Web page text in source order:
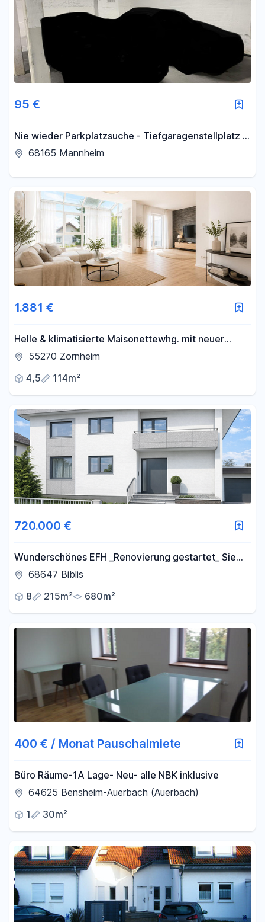
95 €
Nie wieder Parkplatzsuche - Tiefgaragenstellplatz in
Schwetzingerstadt
68165 Mannheim
1.881 €
Helle & klimatisierte Maisonettewhg. mit neuer
Küche & Wintergarten - Erstvermietung nach
55270 Zornheim
4,5
114m²
720.000 €
Wunderschönes EFH _Renovierung gestartet_ Sie
möchten mitgestalten ? >JETZT SOFORT MELDEN<
68647 Biblis
8
215m² 680m²
400 € / Monat Pauschalmiete
Büro Räume-1A Lage- Neu- alle NBK inklusive
64625 Bensheim-Auerbach (Auerbach)
1
30m²